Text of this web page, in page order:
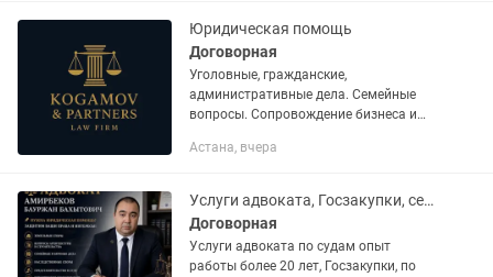
Юридическая помощь
Договорная
Уголовные, гражданские,
административные дела. Семейные
вопросы. Сопровождение бизнеса и
варианты решения. По всем вопросам
Астана, вчера
Услуги адвоката, Госзакупки, семейный, расписки,ЧСИ
Договорная
Услуги адвоката по судам опыт
работы более 20 лет, Госзакупки, по